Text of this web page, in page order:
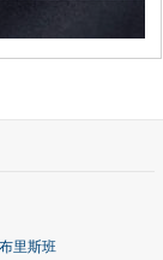
里斯班